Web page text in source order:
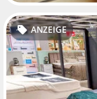
ANZEIGE